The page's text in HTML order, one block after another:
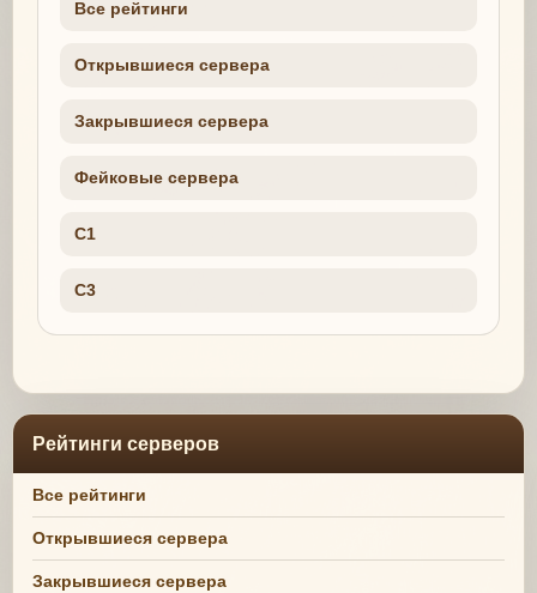
Все рейтинги
Открывшиеся сервера
Закрывшиеся сервера
Фейковые сервера
C1
C3
Рейтинги серверов
Все рейтинги
Открывшиеся сервера
Закрывшиеся сервера